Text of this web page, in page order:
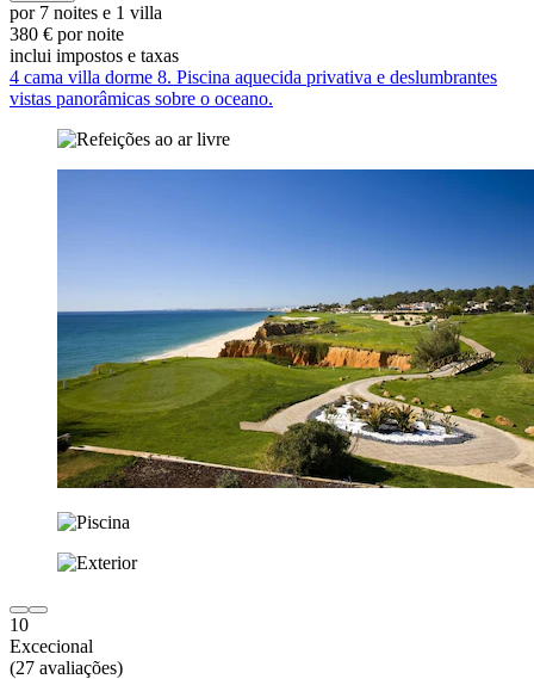
por 7 noites e 1 villa
380 € por noite
inclui impostos e taxas
4 cama villa dorme 8. Piscina aquecida privativa e deslumbrantes
vistas panorâmicas sobre o oceano.
10
Excecional
(27 avaliações)